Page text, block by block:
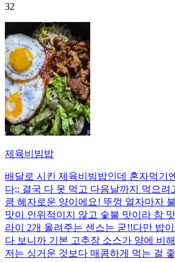
32
제육비빔밥
배달로 시킨 제육비빔밥인데 혼자먹기
다;; 결국 다 못 먹고 다음날까지 먹으
큼 혜자로운 양이에요! 뚜껑 열자마자
맛이 인위적이지 않고 숯불 맛이라 참
라이 2개 올려주는 센스는 굳!! ​다만 밥
다 보니까 기본 고추장 소스가 양에 비
저는 싱거운 것보다 매콤하게 먹는 걸